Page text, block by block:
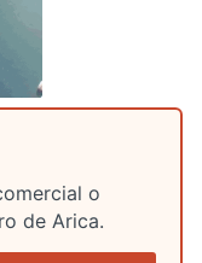
o
de Arica.